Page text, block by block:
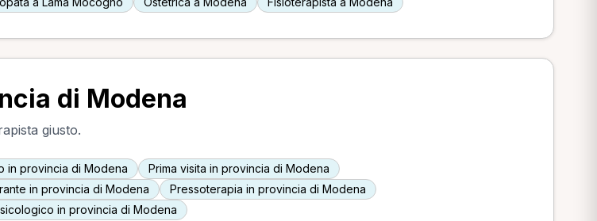
di Modena
giusto.
in provincia di Modena
Prima visita in provincia di Modena
in provincia di Modena
Pressoterapia in provincia di Modena
in provincia di Modena